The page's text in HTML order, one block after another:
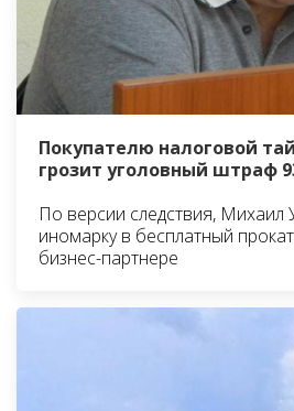
Покупателю налоговой
грозит уголовный штраф
По версии следствия, Михаил
иномарку в бесплатный
бизнес-партнере